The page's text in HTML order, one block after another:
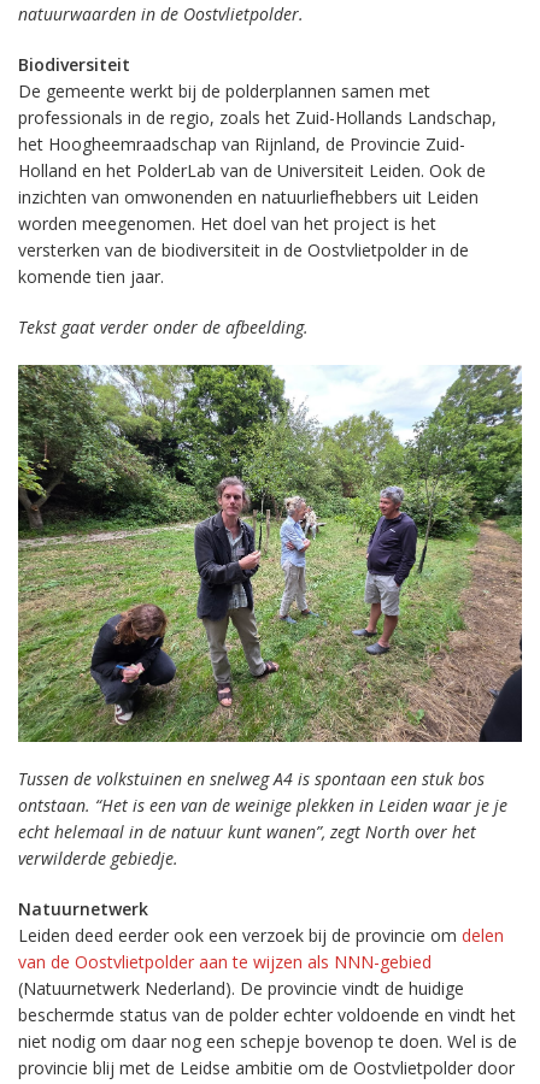
natuurwaarden in de Oostvlietpolder.
Biodiversiteit
De gemeente werkt bij de polderplannen samen met
professionals in de regio, zoals het Zuid-Hollands Landschap,
het Hoogheemraadschap van Rijnland, de Provincie Zuid-
Holland en het PolderLab van de Universiteit Leiden. Ook de
inzichten van omwonenden en natuurliefhebbers uit Leiden
worden meegenomen. Het doel van het project is het
versterken van de biodiversiteit in de Oostvlietpolder in de
komende tien jaar.
Tekst gaat verder onder de afbeelding.
Tussen de volkstuinen en snelweg A4 is spontaan een stuk bos
ontstaan. “Het is een van de weinige plekken in Leiden waar je je
echt helemaal in de natuur kunt wanen”, zegt North over het
verwilderde gebiedje.
Natuurnetwerk
Leiden deed eerder ook een verzoek bij de provincie om delen
van de Oostvlietpolder aan te wijzen als NNN-gebied
(Natuurnetwerk Nederland). De provincie vindt de huidige
beschermde status van de polder echter voldoende en vindt het
niet nodig om daar nog een schepje bovenop te doen. Wel is de
provincie blij met de Leidse ambitie om de Oostvlietpolder door